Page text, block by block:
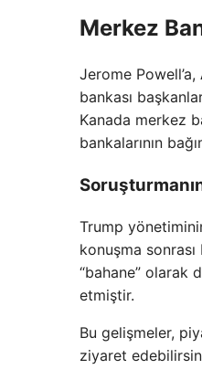
Merkez
Jerome Powell’a,
bankası
Kanada merkez
bankalarının
Trump
konuşma sonrası
“bahane” olarak
etmiştir.
Bu gelişmeler,
ziyaret